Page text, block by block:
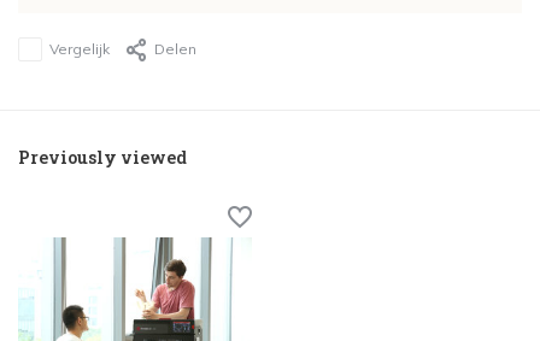
Vergelijk Delen
Previously viewed